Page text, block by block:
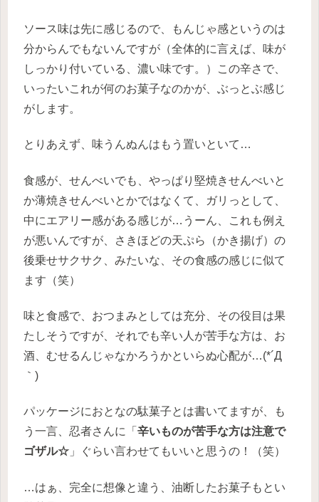
ソース味は先に感じるので、もんじゃ感というのは
分からんでもないんですが（全体的に言えば、味が
しっかり付いている、濃い味です。）この辛さで、
いったいこれが何のお菓子なのかが、ぶっとぶ感じ
がします。
とりあえず、味うんぬんはもう置いといて…
食感が、せんべいでも、やっぱり堅焼きせんべいと
か薄焼きせんべいとかではなくて、ガリっとして、
中にエアリー感がある感じが…うーん、これも例え
が悪いんですが、さきほどの天ぷら（かき揚げ）の
後乗せサクサク、みたいな、その食感の感じに似て
ます（笑）
味と食感で、おつまみとしては充分、その役目は果
たしそうですが、それでも辛い人が苦手な方は、お
酒、むせるんじゃなかろうかといらぬ心配が…(*´Д
｀)
パッケージにおとなの駄菓子とは書いてますが、も
う一言、忍者さんに「 辛いものが苦手な方は注意で
ゴザル☆ 」ぐらい言わせてもいいと思うの！（笑）
…はぁ、完全に想像と違う、油断したお菓子もとい